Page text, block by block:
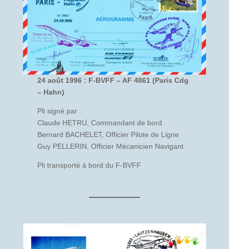
24 août 1996 : F-BVFF – AF 4861 (Paris Cdg
– Hahn)
Pli signé par :
Claude HETRU, Commandant de bord
Bernard BACHELET, Officier Pilote de Ligne
Guy PELLERIN, Officier Mécanicien Navigant
Pli transporté à bord du F-BVFF